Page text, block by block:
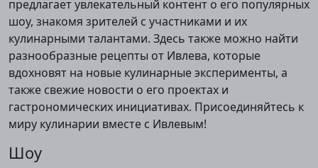
предлагает увлекательный контент о его популярных
шоу, знакомя зрителей с участниками и их
кулинарными талантами. Здесь также можно найти
разнообразные рецепты от Ивлева, которые
вдохновят на новые кулинарные эксперименты, а
также свежие новости о его проектах и
гастрономических инициативах. Присоединяйтесь к
миру кулинарии вместе с Ивлевым!
Шоу